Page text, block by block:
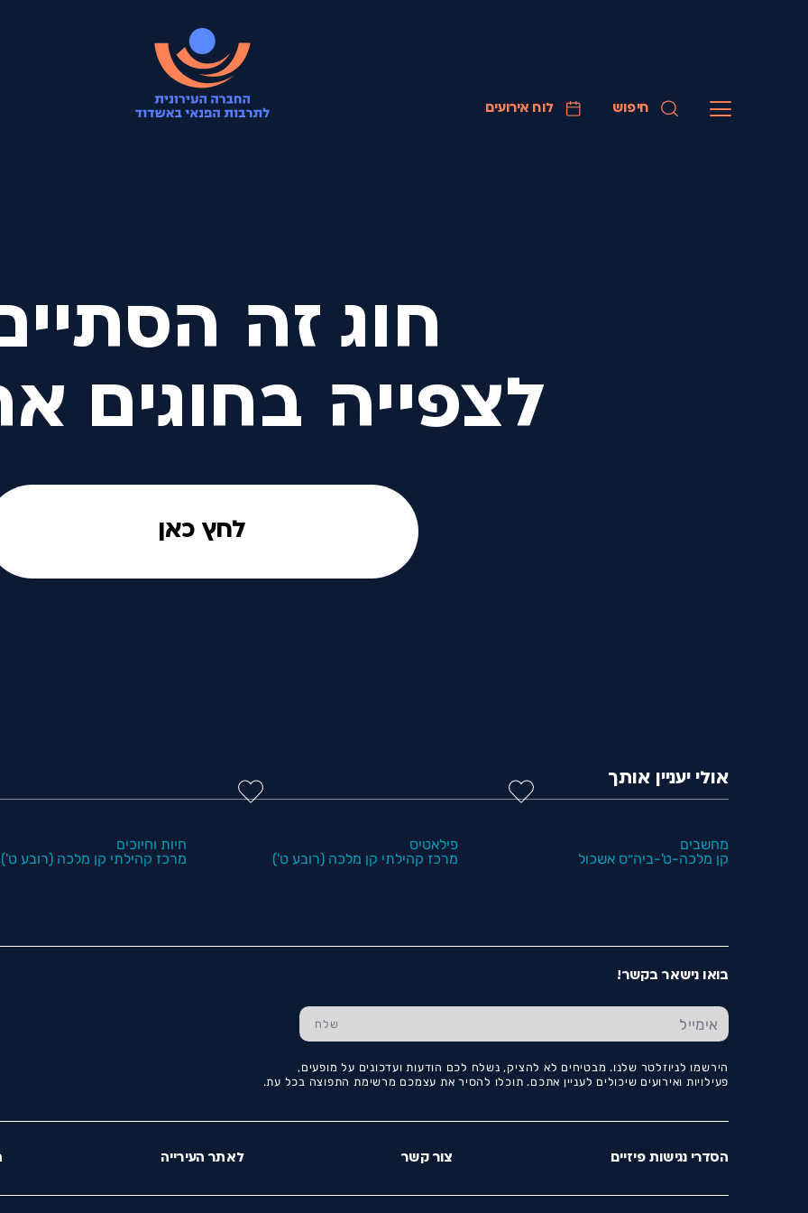
לוח אירועים חיפוש
חוג זה
לצפייה בחוגים
לחץ כאן
אולי יעניין אותך
מחשבים
קן מלכה-ט'-ביה״ס אשכול
פילאטיס
מרכז קהילתי קן מלכה (רובע ט')
חיות וחיוכים
מרכז קהילתי קן מלכה (רובע ט')
בואו נישאר בקשר!
הירשמו לניוזלטר שלנו. מבטיחים לא להציק, נשלח לכם הודעות ועדכונים על מופעים,
פעילויות ואירועים שיכולים לעניין אתכם. תוכלו להסיר את עצמכם מרשימת התפוצה בכל עת.
הסדרי נגישות פיזיים צור קשר לאתר העירייה